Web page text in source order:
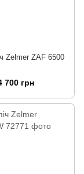
Zelmer ZAF 6500
700 грн